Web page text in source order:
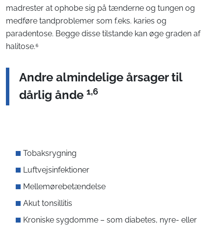
madrester at ophobe sig på tænderne og tungen og
medføre tandproblemer som f.eks. karies og
paradentose. Begge disse tilstande kan øge graden af
halitose.⁶
Andre almindelige årsager til
dårlig ånde 1,6
Tobaksrygning
Luftvejsinfektioner
Mellemørebetændelse
Akut tonsillitis
Kroniske sygdomme – som diabetes, nyre- eller